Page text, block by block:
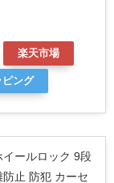
楽天市場
ング
イールロック 9段
防止 防犯 カーセ